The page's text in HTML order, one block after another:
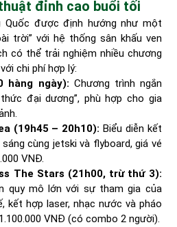
đỉnh cao buổi tối
Quốc được định hướng như một
trời” với hệ thống sân khấu ven
có thể trải nghiệm nhiều chương
chi phí hợp lý:
hàng ngày): Chương trình ngắn
đại dương”, phù hợp cho gia
(19h45 – 20h10): Biểu diễn kết
cùng jetski và flyboard, giá vé
VNĐ.
The Stars (21h00, trừ thứ 3):
quy mô lớn với sự tham gia của
kết hợp laser, nhạc nước và pháo
VNĐ (có combo 2 người).